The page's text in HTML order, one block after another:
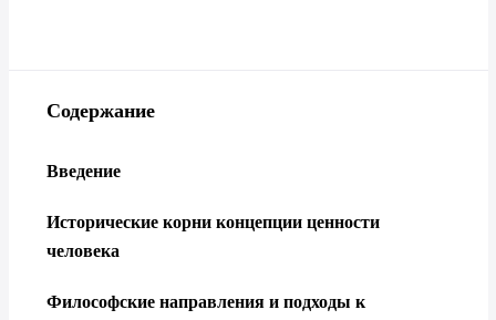
Содержание
Введение
Исторические корни концепции ценности
человека
Философские направления и подходы к